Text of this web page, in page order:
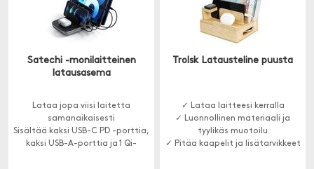
Satechi -monilaitteinen
latausasema
Lataa jopa viisi laitetta
samanaikaisesti
Sisältää kaksi USB-C PD -porttia,
kaksi USB-A-porttia ja 1 Qi-
Trolsk Latausteline puusta
✓ Lataa laitteesi kerralla
✓ Luonnollinen materiaali ja
tyylikäs muotoilu
✓ Pitää kaapelit ja lisätarvikkeet